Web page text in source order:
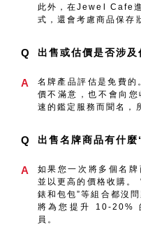
此外，在Jewel Cafe
式，還會考慮商品保存
Q 出售或估價是否涉及
A
名牌產品評估是免費
價不滿意，也不會向
速的鑑定服務而聞名，
Q 出售名牌商品有什麼
A
如果您一次將多個名
並以更高的價格收購。
錶和包包”等組合都沒
將為您提升 10-20%
員。